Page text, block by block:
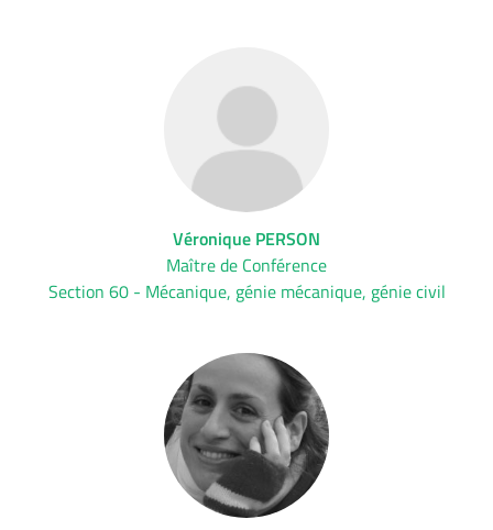
Véronique PERSON
Maître de Conférence
Section 60 - Mécanique, génie mécanique, génie civil